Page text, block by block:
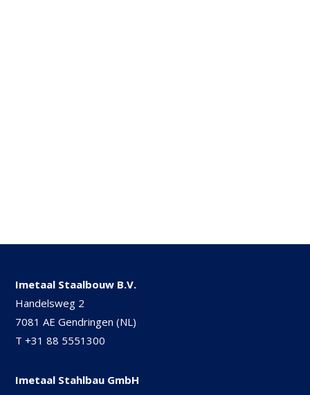
Imetaal Staalbouw B.V.
Handelsweg 2
7081 AE Gendringen (NL)
T+31 88 5551300
Imetaal Stahlbau GmbH